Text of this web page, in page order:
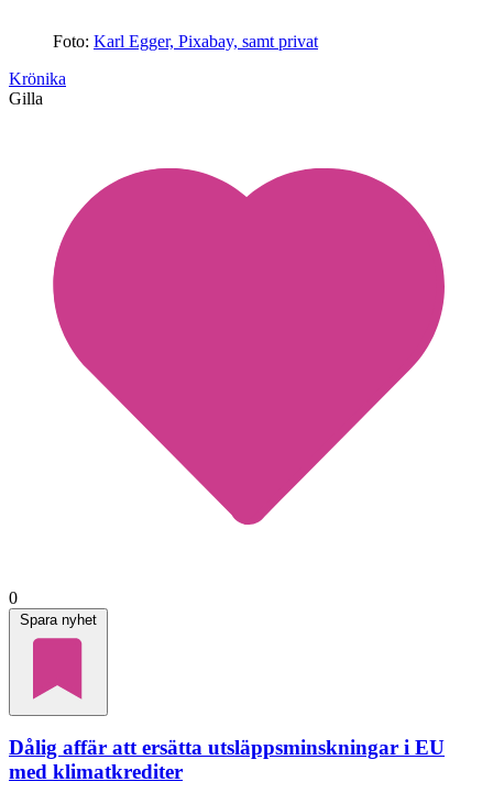
Foto: Karl Egger, Pixabay, samt privat
Krönika
Gilla
0
Spara nyhet
Dålig affär att ersätta utsläppsminskningar i EU
med klimatkrediter